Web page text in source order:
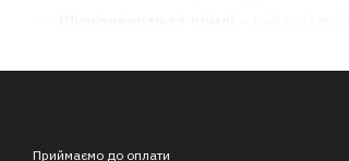
Функціональні
Приймаємо до оплати